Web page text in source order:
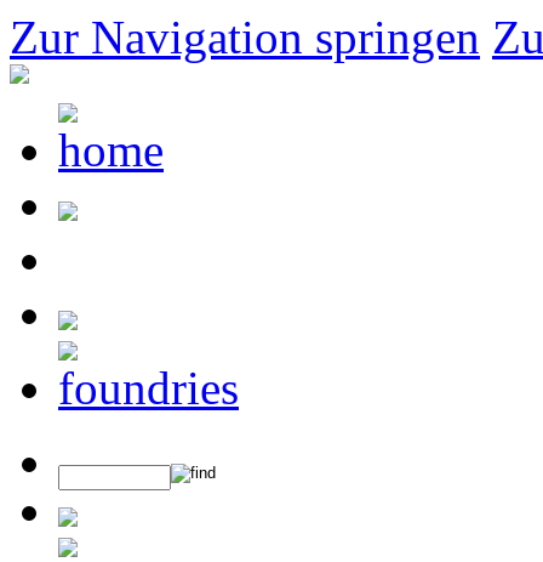
Zur Navigation springen